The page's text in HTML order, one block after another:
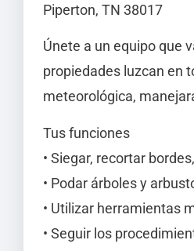
Piperton, TN 38017
Únete a un equipo que
propiedades luzcan en
meteorológica,
Tus funciones
• Siegar, recortar
• Podar árboles y
• Utilizar herramientas
• Seguir los